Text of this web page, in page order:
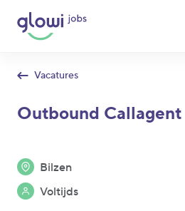
Nieuws
Vacatures
Outbound Callagent
Bilzen
Voltijds